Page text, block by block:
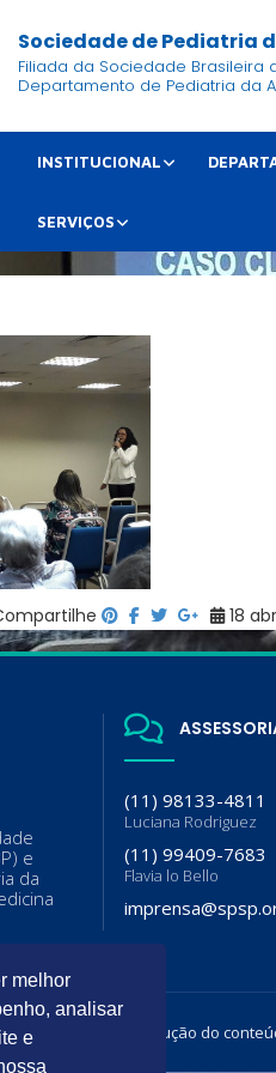
Sociedade de Pediatria
Filiada da Sociedade Brasileira
Departamento de Pediatria da
INSTITUCIONAL
SERVIÇOS
18
e
da
(11) 98133-4811
Luciana Rodriguez
(11) 99409-7683
Flavia lo Bello
É permitida a reprodução do
melhor
analisar
e